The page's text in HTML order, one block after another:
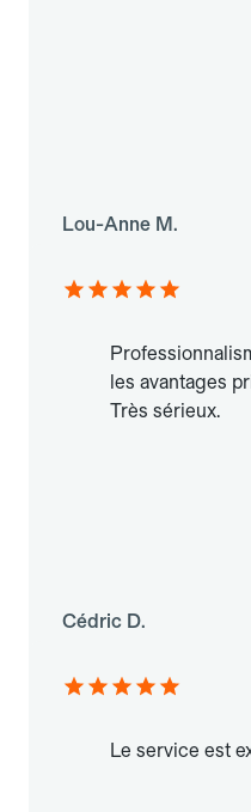
Lou-Anne M.
les avantages
Très sérieux.
Cédric D.
Le service est